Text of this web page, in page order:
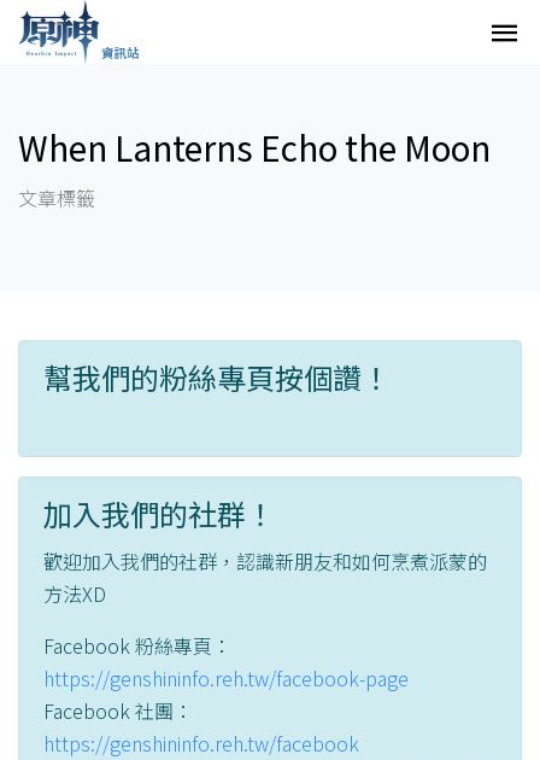
When Lanterns Echo the Moon
文章標籤
幫我們的粉絲專頁按個讚！
加入我們的社群！
歡迎加入我們的社群，認識新朋友和如何烹煮派蒙的
方法XD
Facebook 粉絲專頁：
https://genshininfo.reh.tw/facebook-page
Facebook 社團：
https://genshininfo.reh.tw/facebook